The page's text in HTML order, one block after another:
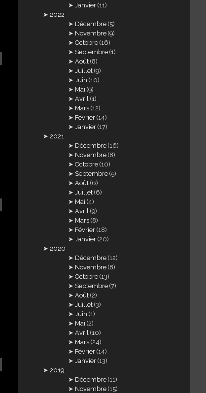
Janvier (11)
2022
Décembre (5)
Novembre (9)
Octobre (16)
Septembre (1)
Août (8)
Juillet (9)
Juin (10)
Mai (9)
Avril (1)
Mars (12)
Février (14)
Janvier (17)
2021
Décembre (16)
Novembre (8)
Octobre (10)
Septembre (5)
Août (6)
Juillet (6)
Mai (4)
Avril (9)
Mars (8)
Février (18)
Janvier (20)
2020
Décembre (12)
Novembre (8)
Octobre (13)
Septembre (7)
Août (2)
Juillet (3)
Juin (1)
Mai (2)
Avril (10)
Mars (24)
Février (14)
Janvier (13)
2019
Décembre (11)
Novembre (15)